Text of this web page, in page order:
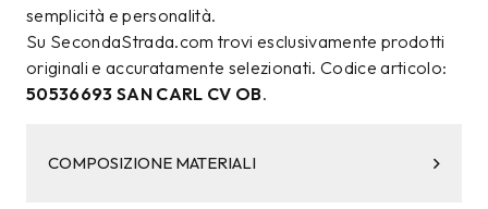
semplicità e personalità.
Su SecondaStrada.com trovi esclusivamente prodotti
originali e accuratamente selezionati. Codice articolo:
50536693 SAN CARL CV OB.
COMPOSIZIONE MATERIALI